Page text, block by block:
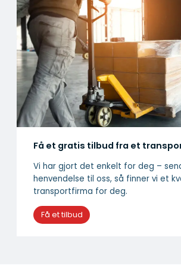
Få et gratis tilbud fra et
Vi har gjort det enkelt for deg –
henvendelse til oss, så finner vi et
transportfirma for deg.
Få et tilbud